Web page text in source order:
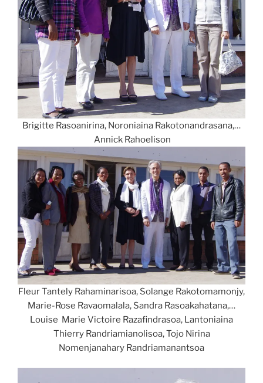
Brigitte Rasoanirina, Noroniaina Rakotonandrasana,…
Annick Rahoelison
Fleur Tantely Rahaminarisoa, Solange Rakotomamonjy,
Marie-Rose Ravaomalala, Sandra Rasoakahatana,…
Louise Marie Victoire Razafindrasoa, Lantoniaina
Thierry Randriamianolisoa, Tojo Nirina
Nomenjanahary Randriamanantsoa